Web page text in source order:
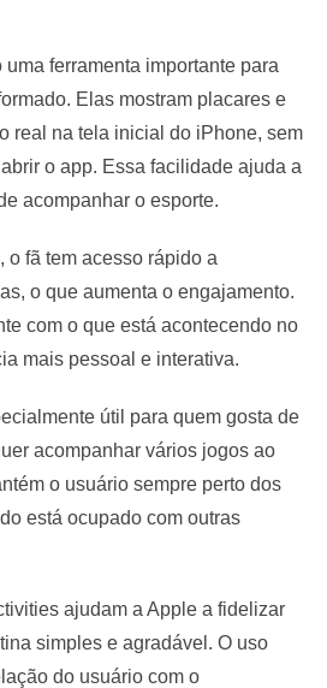
uma ferramenta importante para
Elas mostram placares e
real na tela inicial do iPhone, sem
o app. Essa facilidade ajuda a
acompanhar o esporte.
o fã tem acesso rápido a
o que aumenta o engajamento.
com o que está acontecendo no
mais pessoal e interativa.
útil para quem gosta de
acompanhar vários jogos ao
o usuário sempre perto dos
está ocupado com outras
ajudam a Apple a fidelizar
simples e agradável. O uso
do usuário com o